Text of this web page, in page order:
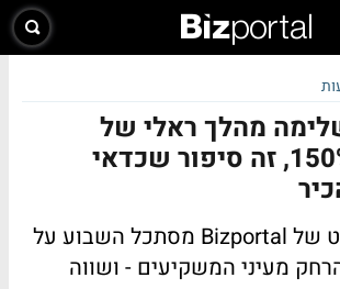
מהלך ראלי של
למעלה מ-150%, זה סיפור שכדאי
פרשן וול סטריט של Bizportal מסתכל השבוע על
מעיני המשקיעים - ושווה